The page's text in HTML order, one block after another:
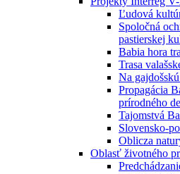
Ľudová
Spoločná
pastierskej
Babia hora
Trasa
Na
Propagácia
prírodného
Tajomstvá
Slovensko-
Oblicza
Oblasť životného